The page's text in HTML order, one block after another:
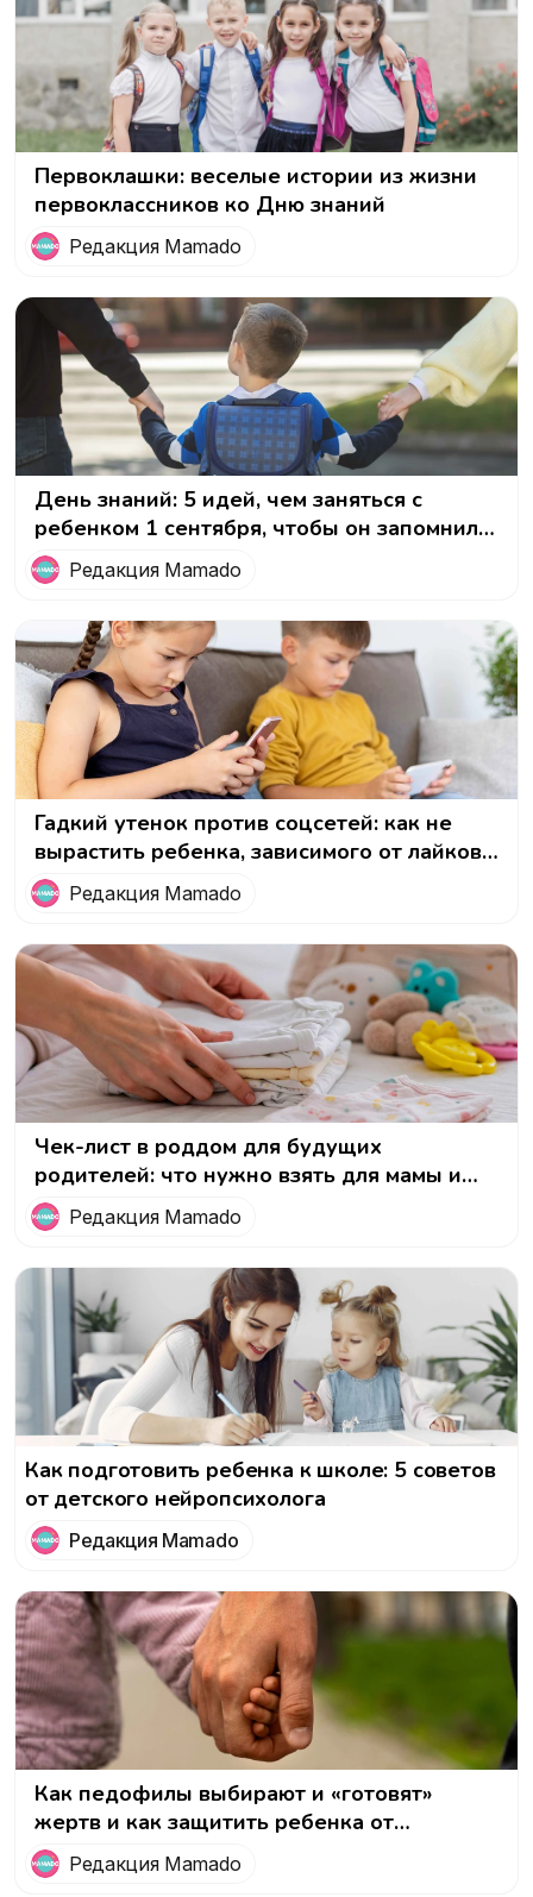
Первоклашки: веселые истории из жизни
первоклассников ко Дню знаний
Редакция Mamado
День знаний: 5 идей, чем заняться с
ребенком 1 сентября, чтобы он запомнил
этот день
Редакция Mamado
Гадкий утенок против соцсетей: как не
вырастить ребенка, зависимого от лайков
и чужого мнения
Редакция Mamado
Чек-лист в роддом для будущих
родителей: что нужно взять для мамы и
малышаРедакция Mamado
Как подготовить ребенка к школе: 5 советов
от детского нейропсихолога
Редакция Mamado
Как педофилы выбирают и «готовят»
жертв и как защитить ребенка от
сексуализированного насилия
Редакция Mamado